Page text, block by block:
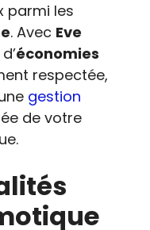
parmi les
. Avec Eve
économies
respectée,
gestion
de votre